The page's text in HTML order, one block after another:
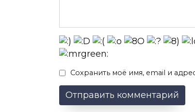
Сохранить моё имя, email и